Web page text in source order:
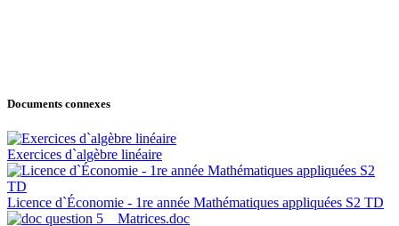
Documents connexes
Exercices d`algèbre linéaire
Licence d`Économie - 1re année Mathématiques appliquées S2 TD